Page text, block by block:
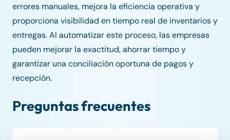
errores manuales, mejora la eficiencia operativa y
proporciona visibilidad en tiempo real de inventarios y
entregas. Al automatizar este proceso, las empresas
pueden mejorar la exactitud, ahorrar tiempo y
garantizar una conciliación oportuna de pagos y
recepción.
Preguntas frecuentes